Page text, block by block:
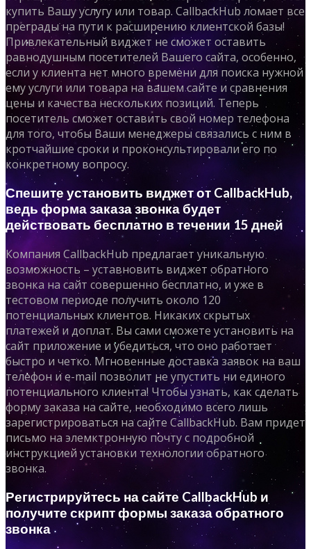
купить Вашу услугу или товар. CallbackHub ломает все
преграды на пути к расширению клиентской базы!
Привлекательный виджет не сможет оставить
равнодушным посетителей Вашего сайта, особенно,
если у клиента нет много времени для поиска нужной
ему услуги или товара на вашем сайте и сравнения
цены и качества нескольких позиций. Теперь
посетитель сможет оставить свой номер телефона
для того, чтобы Ваши менеджеры связались с ним в
кротчайшие сроки и проконсультировали его по
конкретному вопросу.
Спешите установить виджет от CallbackHub,
ведь форма заказа звонка будет
действовать бесплатно в течении 15 дней
Компания CallbackHub предлагает уникальную
возможность – уставновить виджет обратного
звонка на сайт совершенно бесплатно, и уже в
тестовом периоде получить около 120
потенциальных клиентов. Никаких скрытых
платежей и доплат. Вы сами сможете установить на
сайт приложение и убедиться, что оно работает
быстро и четко. Мгновенные доставка заявок на ваш
телефон и e-mail позволит не упустить ни единого
потенциального клиента! Чтобы узнать, как сделать
форму заказа на сайте, необходимо всего лишь
зарегистрироваться на сайте CallbackHub. Вам придет
письмо на элемктронную почту с подробной
инструкцией установки технологии обратного
звонка.
Регистрируйтесь на сайте CallbackHub и
получите скрипт формы заказа обратного
звонка